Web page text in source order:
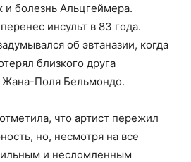
и болезнь Альцгеймера.
инсульт в 83 года.
об эвтаназии, когда
близкого друга
Жана-Поля Бельмондо.
что артист пережил
но, несмотря на все
и несломленным